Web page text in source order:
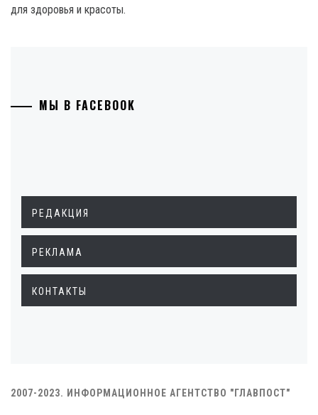
для здоровья и красоты.
МЫ В FACEBOOK
РЕДАКЦИЯ
РЕКЛАМА
КОНТАКТЫ
2007-2023. ИНФОРМАЦИОННОЕ АГЕНТСТВО "ГЛАВПОСТ"